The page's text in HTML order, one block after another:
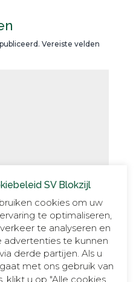
Vereiste velden
SV Blokzijl
cookies om uw
te optimaliseren,
te analyseren en
advertenties te kunnen
derde partijen. Als u
met ons gebruik van
klikt u op "Alle cookies